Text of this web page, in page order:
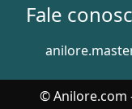
Fale
© Anilore.com